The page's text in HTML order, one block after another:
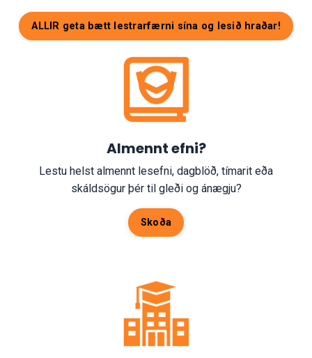
ALLIR geta bætt lestrarfærni sína og lesið hraðar!
Almennt efni?
Lestu helst almennt lesefni, dagblöð, tímarit eða
skáldsögur þér til gleði og ánægju?
Skoða